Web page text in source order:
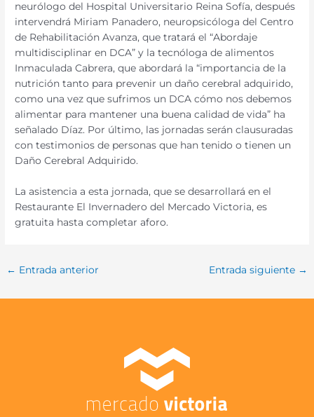
neurólogo del Hospital Universitario Reina Sofía, después
intervendrá Miriam Panadero, neuropsicóloga del Centro
de Rehabilitación Avanza, que tratará el “Abordaje
multidisciplinar en DCA” y la tecnóloga de alimentos
Inmaculada Cabrera, que abordará la “importancia de la
nutrición tanto para prevenir un daño cerebral adquirido,
como una vez que sufrimos un DCA cómo nos debemos
alimentar para mantener una buena calidad de vida” ha
señalado Díaz. Por último, las jornadas serán clausuradas
con testimonios de personas que han tenido o tienen un
Daño Cerebral Adquirido.
La asistencia a esta jornada, que se desarrollará en el
Restaurante El Invernadero del Mercado Victoria, es
gratuita hasta completar aforo.
← Entrada anterior Entrada siguiente →